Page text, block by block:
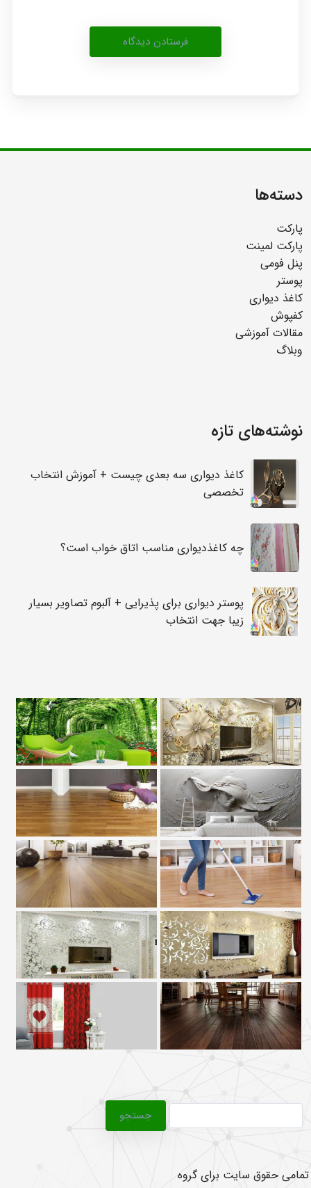
دسته‌ها
پارکت
پارکت لمینت
پنل فومی
پوستر
کاغذ دیواری
کفپوش
مقالات آموزشی
وبلاگ
نوشته‌های تازه
کاغذ دیواری سه بعدی چیست + آموزش انتخاب
تخصصی
چه کاغذدیواری مناسب اتاق خواب است؟
پوستر دیواری برای پذیرایی + آلبوم تصاویر بسیار
زیبا جهت انتخاب
جستجو
برای:
تمامی حقوق سایت برای گروه